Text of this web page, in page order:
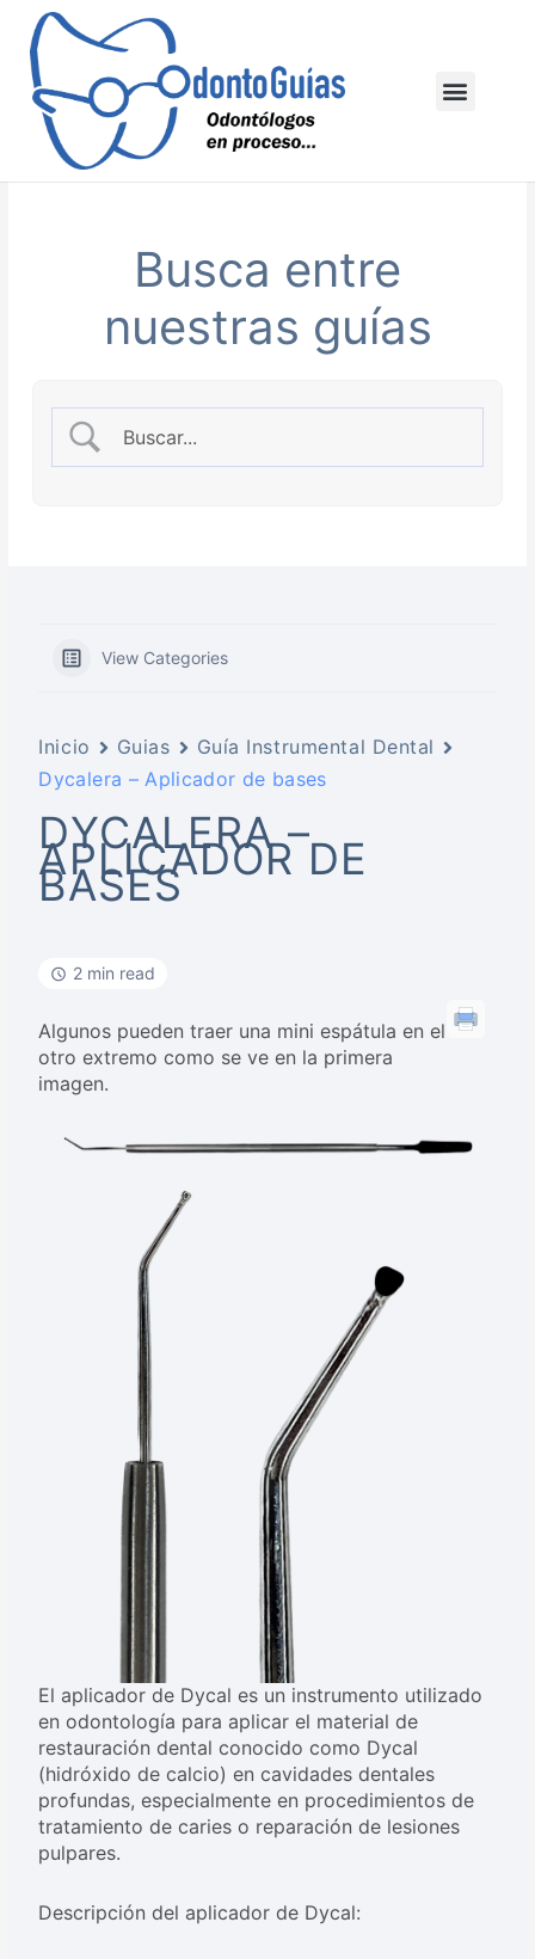
contenido
Menu
Busca entre
nuestras guías
View Categories
Inicio Guias
Guía Instrumental Dental
Dycalera – Aplicador de bases
DYCALERA –
APLICADOR DE
BASES
2 min read
Algunos pueden traer una mini espátula en el
otro extremo como se ve en la primera
imagen.
El aplicador de Dycal es un instrumento utilizado
en odontología para aplicar el material de
restauración dental conocido como Dycal
(hidróxido de calcio) en cavidades dentales
profundas, especialmente en procedimientos de
tratamiento de caries o reparación de lesiones
pulpares.
Descripción del aplicador de Dycal: